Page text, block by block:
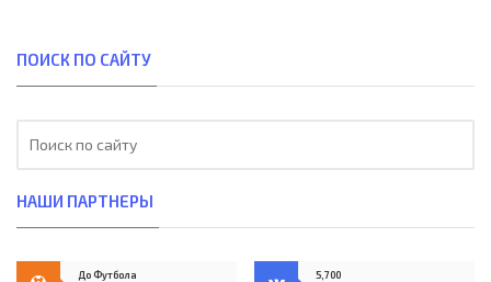
ПОИСК ПО САЙТУ
НАШИ ПАРТНЕРЫ
До Футбола
5,700